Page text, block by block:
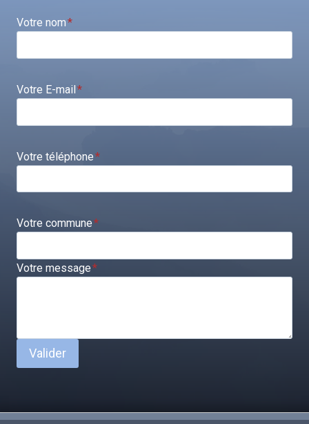
Votre nom*
Votre E-mail*
Votre téléphone*
Votre commune*
Votre message*
Valider